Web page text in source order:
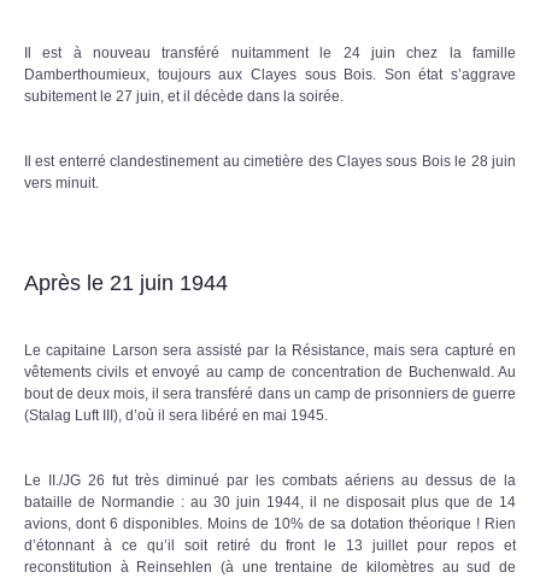
Il est à nouveau transféré nuitamment le 24 juin chez la famille
Damberthoumieux, toujours aux Clayes sous Bois. Son état s’aggrave
subitement le 27 juin, et il décède dans la soirée.
Il est enterré clandestinement au cimetière des Clayes sous Bois le 28 juin
vers minuit.
Après le 21 juin 1944
Le capitaine Larson sera assisté par la Résistance, mais sera capturé en
vêtements civils et envoyé au camp de concentration de Buchenwald. Au
bout de deux mois, il sera transféré dans un camp de prisonniers de guerre
(Stalag Luft III), d’où il sera libéré en mai 1945.
Le II./JG 26 fut très diminué par les combats aériens au dessus de la
bataille de Normandie : au 30 juin 1944, il ne disposait plus que de 14
avions, dont 6 disponibles. Moins de 10% de sa dotation théorique ! Rien
d’étonnant à ce qu’il soit retiré du front le 13 juillet pour repos et
reconstitution à Reinsehlen (à une trentaine de kilomètres au sud de